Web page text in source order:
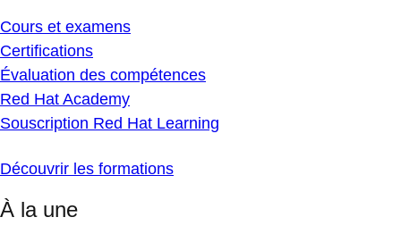
Cours et examens
Certifications
Évaluation des compétences
Red Hat Academy
Souscription Red Hat Learning
Découvrir les formations
À la une